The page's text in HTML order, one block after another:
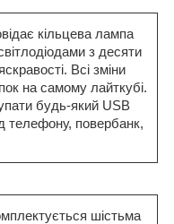
кільцева лампа
з десяти
Всі зміни
на самому лайткубі.
будь-який USB
телефону, повербанк,
шістьма